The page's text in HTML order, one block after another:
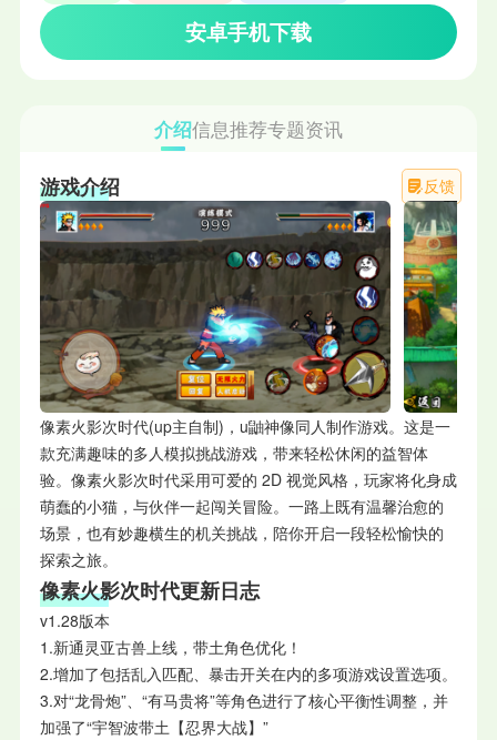
安卓手机下载
介绍信息推荐专题资讯
反馈
游戏介绍
像素火影次时代(up主自制)，u鼬神像同人制作游戏。这是一
款充满趣味的多人模拟挑战游戏，带来轻松休闲的益智体
验。像素火影次时代采用可爱的 2D 视觉风格，玩家将化身成
萌蠢的小猫，与伙伴一起闯关冒险。一路上既有温馨治愈的
场景，也有妙趣横生的机关挑战，陪你开启一段轻松愉快的
探索之旅。
像素火影次时代更新日志
v1.28版本
1.新通灵亚古兽上线，带土角色优化！
2.增加了包括乱入匹配、暴击开关在内的多项游戏设置选项。
3.对“龙骨炮”、“有马贵将”等角色进行了核心平衡性调整，并
加强了“宇智波带土【忍界大战】”